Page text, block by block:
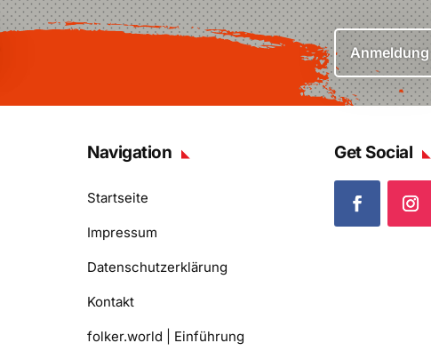
Anmeldung
Navigation
Startseite
Impressum
Datenschutzerklärung
Kontakt
folker.world | Einführung
Get Social